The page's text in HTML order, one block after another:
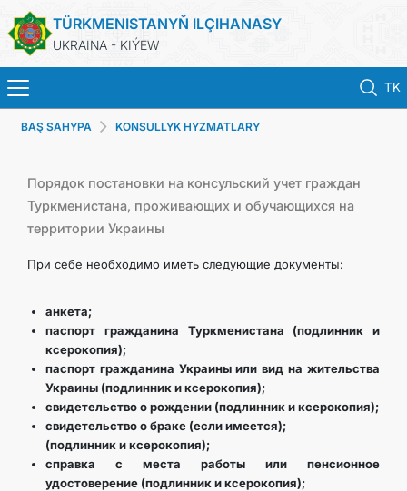
TÜRKMENISTANYŇ ILÇIHANASY
UKRAINA - KIÝEW
TK
BAŞ SAHYPA
HABARLAR
TÜRKMENISTAN
DIM
ARAGATNAŞYK
BAŞ SAHYPA KONSULLYK HYZMATLARY
Порядок постановки на консульский учет граждан
Туркменистана, проживающих и обучающихся на
территории Украины
При себе необходимо иметь следующие документы:
анкета;
паспорт гражданина Туркменистана (подлинник и
ксерокопия);
паспорт гражданина Украины или вид на жительства
Украины (подлинник и ксерокопия);
свидетельство о рождении (подлинник и ксерокопия);
свидетельство о браке (если имеется);
(подлинник и ксерокопия);
справка с места работы или пенсионное
удостоверение (подлинник и ксерокопия);